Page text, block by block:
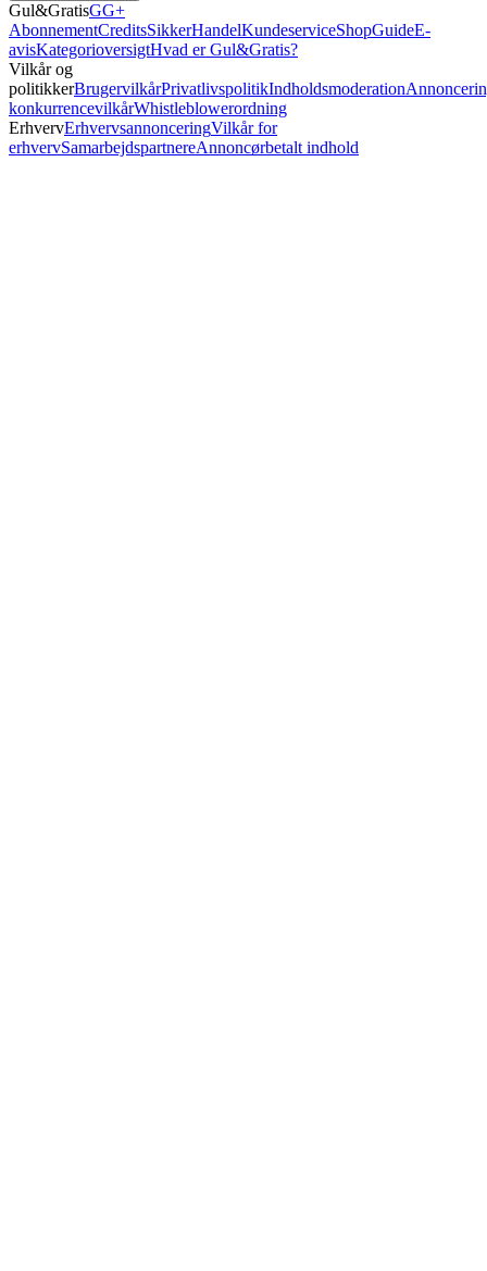
Gul&GratisGG+
AbonnementCreditsSikkerHandelKundeserviceShopGuideE-
avisKategorioversigtHvad er Gul&Gratis?
Vilkår og
politikkerBrugervilkårPrivatlivspolitikIndholdsmoderation
konkurrencevilkårWhistleblowerordning
ErhvervErhvervsannonceringVilkår for
erhvervSamarbejdspartnereAnnoncørbetalt indhold